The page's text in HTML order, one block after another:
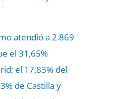
atendió a 2.869
el 31,65%
el 17,83% del
de Castilla y